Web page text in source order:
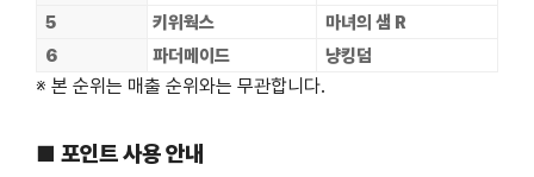
5
키위웍스
마녀의 샘 R
6
파더메이드 냥킹덤
※ 본 순위는 매출 순위와는 무관합니다.
■ 포인트 사용 안내